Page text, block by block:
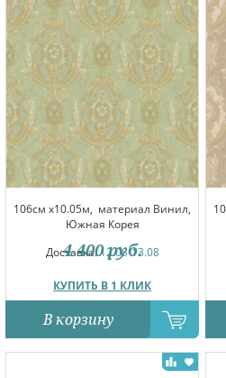
106см x10.05м, материал Винил,
Южная Корея
Доставка:12.08-13.08
КУПИТЬ В 1 КЛИК
4 400 руб.
В корзину